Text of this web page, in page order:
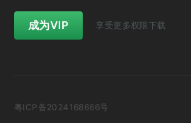
成为VIP 享受更多权限下载
粤ICP备2024168666号